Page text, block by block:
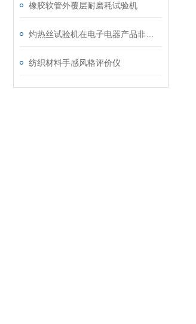
橡胶软管外覆层耐磨耗试验机
纺织材料手感风格评价仪